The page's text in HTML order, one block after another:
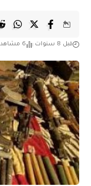
قبل 8 سنوات 6 مشاهدات